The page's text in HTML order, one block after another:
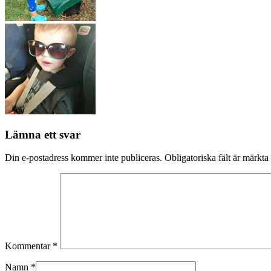
Lämna ett svar
Din e-postadress kommer inte publiceras. Obligatoriska fält är märkta
Kommentar *
Namn *